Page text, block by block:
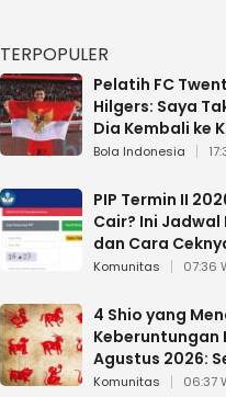
TERPOPULER
Pelatih FC
Hilgers: Saya
Dia Kembali ke
Bola Indonesia
PIP Termin II
Cair? Ini Jadwal
dan Cara
Tidak Hangus!
Komunitas 07:36
4 Shio yang
Keberuntungan
Agustus 2026:
Berjalan Lancar
Komunitas 06:37